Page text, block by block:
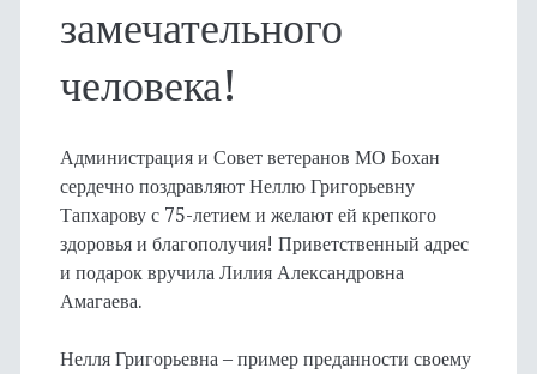
замечательного
человека!
Администрация и Совет ветеранов МО Бохан
сердечно поздравляют Неллю Григорьевну
Тапхарову с 75-летием и желают ей крепкого
здоровья и благополучия! Приветственный адрес
и подарок вручила Лилия Александровна
Амагаева.
Нелля Григорьевна – пример преданности своему